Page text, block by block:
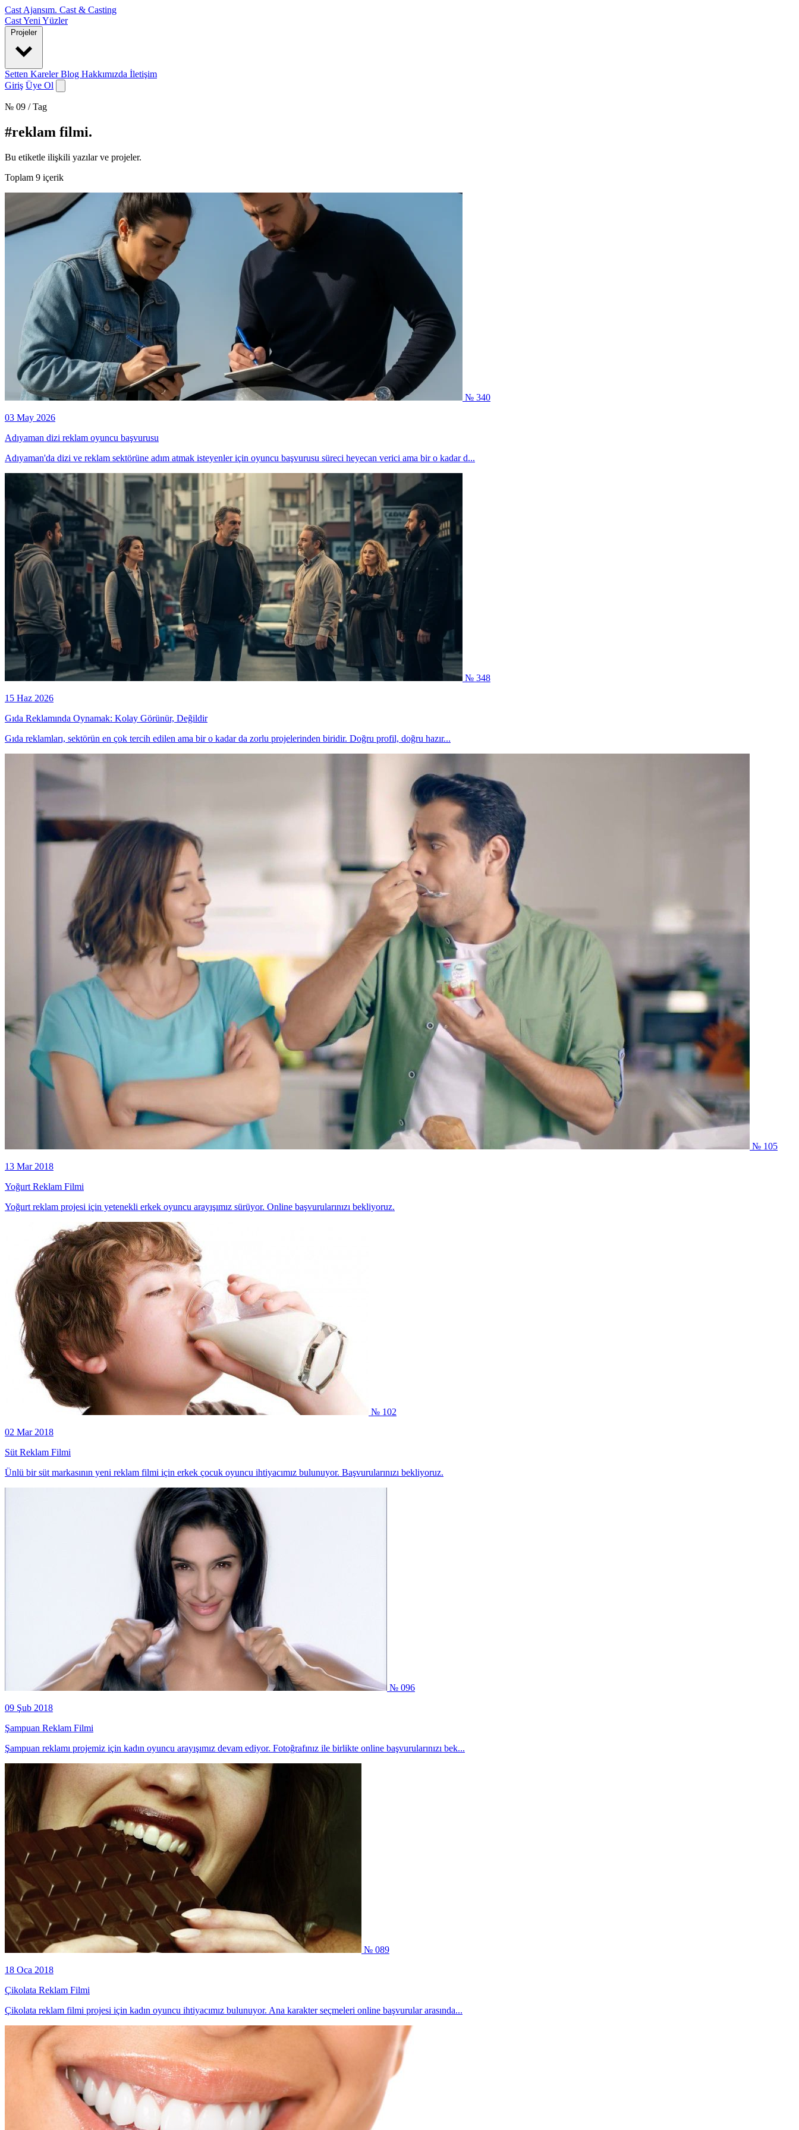
Cast Ajansım. Cast & Casting
CastYeni Yüzler
Projeler
Setten KarelerBlog Hakkımızda İletişim
Giriş Üye Ol
№ 09 / Tag
#reklam filmi.
Bu etiketle ilişkili yazılar ve projeler.
Toplam 9 içerik
№ 340
03 May 2026
Adıyaman dizi reklam oyuncu başvurusu
Adıyaman'da dizi ve reklam sektörüne adım atmak isteyenler için oyuncu başvurusu süreci heyecan verici ama bir o kadar d...
№ 348
15 Haz 2026
Gıda Reklamında Oynamak: Kolay Görünür, Değildir
Gıda reklamları, sektörün en çok tercih edilen ama bir o kadar da zorlu projelerinden biridir. Doğru profil, doğru hazır...
№ 105
13 Mar 2018
Yoğurt Reklam Filmi
Yoğurt reklam projesi için yetenekli erkek oyuncu arayışımız sürüyor. Online başvurularınızı bekliyoruz.
№ 102
02 Mar 2018
Süt Reklam Filmi
Ünlü bir süt markasının yeni reklam filmi için erkek çocuk oyuncu ihtiyacımız bulunuyor. Başvurularınızı bekliyoruz.
№ 096
09 Şub 2018
Şampuan Reklam Filmi
Şampuan reklamı projemiz için kadın oyuncu arayışımız devam ediyor. Fotoğrafınız ile birlikte online başvurularınızı bek...
№ 089
18 Oca 2018
Çikolata Reklam Filmi
Çikolata reklam filmi projesi için kadın oyuncu ihtiyacımız bulunuyor. Ana karakter seçmeleri online başvurular arasında...